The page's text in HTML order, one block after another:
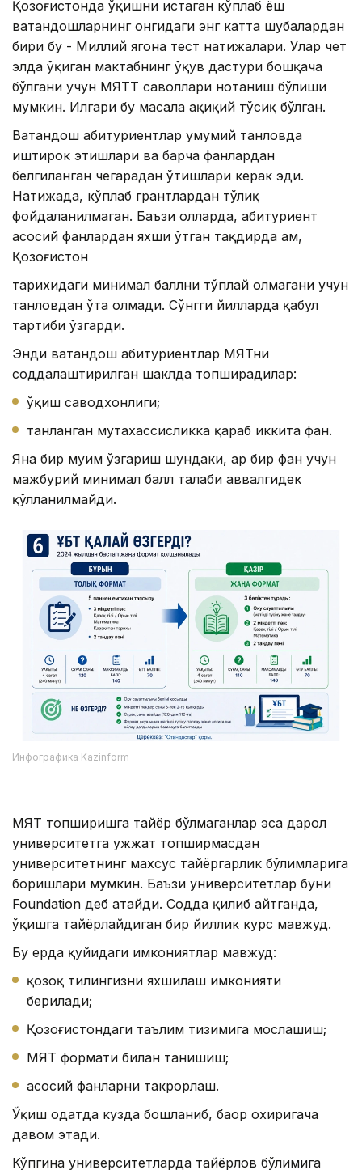
Қозоғистонда ўқишни истаган кўплаб ёш
ватандошларнинг онгидаги энг катта шубҳалардан
бири бу - Миллий ягона тест натижалари. Улар чет
элда ўқиган мактабнинг ўқув дастури бошқача
бўлгани учун МЯТТ саволлари нотаниш бўлиши
мумкин. Илгари бу масала ҳақиқий тўсиқ бўлган.
Ватандош абитуриентлар умумий танловда
иштирок этишлари ва барча фанлардан
белгиланган чегарадан ўтишлари керак эди.
Натижада, кўплаб грантлардан тўлиқ
фойдаланилмаган. Баъзи ҳолларда, абитуриент
асосий фанлардан яхши ўтган тақдирда ҳам,
Қозоғистон
тарихидаги минимал баллни тўплай олмагани учун
танловдан ўта олмади. Сўнгги йилларда қабул
тартиби ўзгарди.
Энди ватандош абитуриентлар МЯТни
соддалаштирилган шаклда топширадилар:
ўқиш саводхонлиги;
танланган мутахассисликка қараб иккита фан.
Яна бир муҳим ўзгариш шундаки, ҳар бир фан учун
мажбурий минимал балл талаби аввалгидек
қўлланилмайди.
Инфографика Kazinform
МЯТ топширишга тайёр бўлмаганлар эса дарҳол
университетга ҳужжат топширмасдан
университетнинг махсус тайёргарлик бўлимларига
боришлари мумкин. Баъзи университетлар буни
Foundation деб атайди. Содда қилиб айтганда,
ўқишга тайёрлайдиган бир йиллик курс мавжуд.
Бу ерда қуйидаги имкониятлар мавжуд:
қозоқ тилингизни яхшилаш имконияти
берилади;
Қозоғистондаги таълим тизимига мослашиш;
МЯТ формати билан танишиш;
асосий фанларни такрорлаш.
Ўқиш одатда кузда бошланиб, баҳор охиригача
давом этади.
Кўпгина университетларда тайёрлов бўлимига